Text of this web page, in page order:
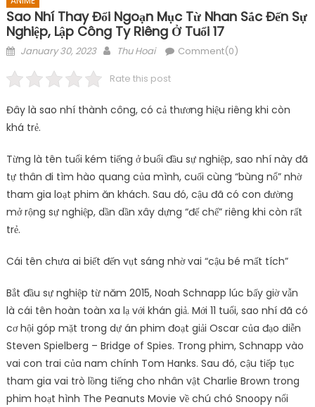
Sao Nhí Thay Đổi Ngoạn Mục Từ Nhan Sắc Đến Sự
Nghiệp, Lập Công Ty Riêng Ở Tuổi 17
Posted
January 30, 2023 Author
Thu Hoai Comment(0)
Rate this post
Đây là sao nhí thành công, có cả thương hiệu riêng khi còn
khá trẻ.
Từng là tên tuổi kém tiếng ở buổi đầu sự nghiệp, sao nhí này đã
tự thân đi tìm hào quang của mình, cuối cùng “bùng nổ” nhờ
tham gia loạt phim ăn khách. Sau đó, cậu đã có con đường
mở rộng sự nghiệp, dần dần xây dựng “đế chế” riêng khi còn rất
trẻ.
Cái tên chưa ai biết đến vụt sáng nhờ vai “cậu bé mất tích”
Bắt đầu sự nghiệp từ năm 2015, Noah Schnapp lúc bấy giờ vẫn
là cái tên hoàn toàn xa lạ với khán giả. Mới 11 tuổi, sao nhí đã có
cơ hội góp mặt trong dự án phim đoạt giải Oscar của đạo diễn
Steven Spielberg – Bridge of Spies. Trong phim, Schnapp vào
vai con trai của nam chính Tom Hanks. Sau đó, cậu tiếp tục
tham gia vai trò lồng tiếng cho nhân vật Charlie Brown trong
phim hoạt hình The Peanuts Movie về chú chó Snoopy nổi